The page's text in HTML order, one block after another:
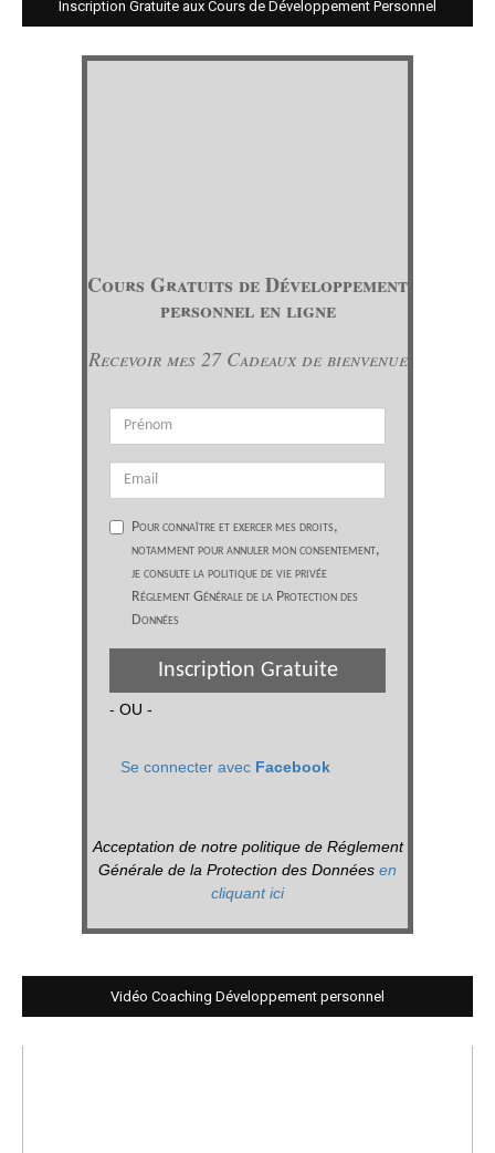
Inscription Gratuite aux Cours de Développement Personnel
Cours Gratuits de Développement
personnel en ligne
Recevoir mes 27 Cadeaux de bienvenue
Pour connaître et exercer mes droits,
notamment pour annuler mon consentement,
je consulte la politique de vie privée
Réglement Générale de la Protection des
Données
Inscription Gratuite
- OU -
Se connecter avec Facebook
Acceptation de notre politique de Réglement
Générale de la Protection des Données en
cliquant ici
Vidéo Coaching Développement personnel